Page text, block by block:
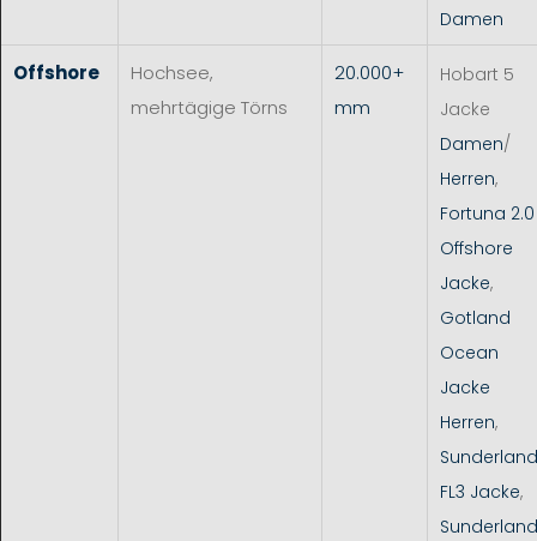
Damen
Offshore
Hochsee,
mehrtägige Törns
20.000+
mm
Hobart 5
Jacke
Damen/
Herren,
Fortuna 2.0
Offshore
Jacke,
Gotland
Ocean
Jacke
Herren,
Sunderland
FL3 Jacke,
Sunderland